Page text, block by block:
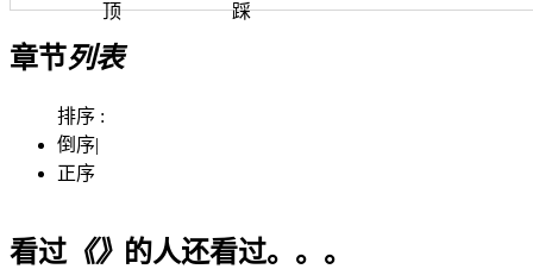
顶 踩
章节列表
排序 :
倒序|
正序
看过《》 的人还看过。。。